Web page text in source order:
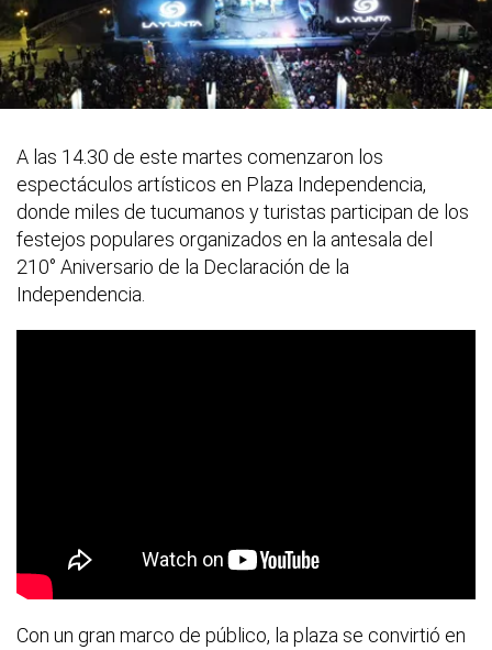
A las 14.30 de este martes comenzaron los
espectáculos artísticos en Plaza Independencia,
donde miles de tucumanos y turistas participan de los
festejos populares organizados en la antesala del
210° Aniversario de la Declaración de la
Independencia.
Con un gran marco de público, la plaza se convirtió en